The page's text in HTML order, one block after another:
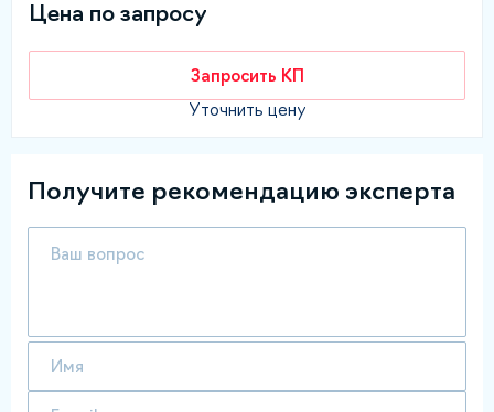
Цена по запросу
Запросить КП
Уточнить цену
Получите рекомендацию эксперта